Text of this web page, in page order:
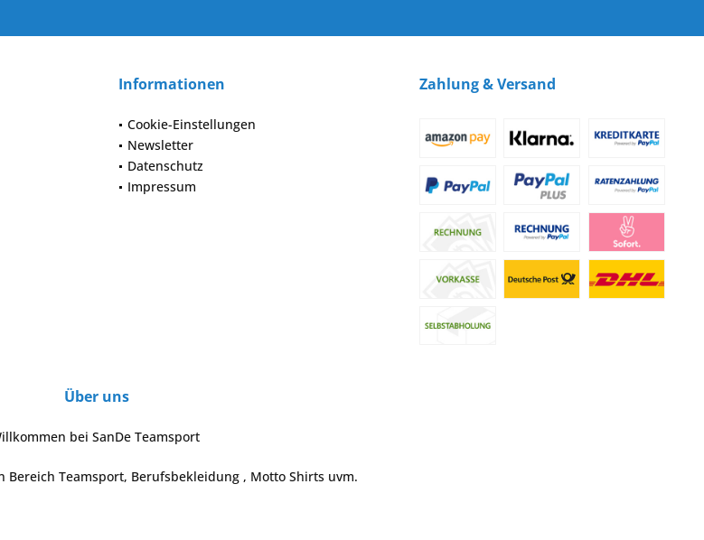
Informationen
Cookie-Einstellungen
Newsletter
Datenschutz
Impressum
Zahlung & Versand
Über uns
bei SanDe Teamsport
Teamsport, Berufsbekleidung , Motto Shirts uvm.